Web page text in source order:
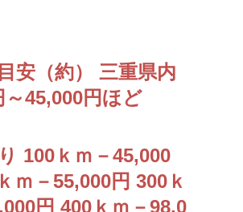
安（約） 三重県内
～45,000円ほど
100ｋｍ－45,000
ｍ－55,000円 300ｋ
円 400ｋｍ－98,0